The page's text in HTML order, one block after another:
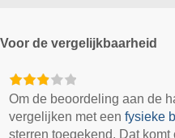
Voor de vergelijkbaarheid
Om de beoordeling aan de
vergelijken met eenfysieke
sterren toegekend. Dat